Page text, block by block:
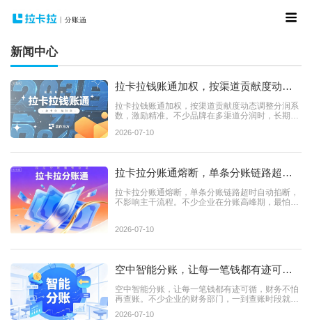
新闻中心
拉卡拉钱账通加权，按渠道贡献度动态
拉卡拉钱账通加权，按渠道贡献度动态调整分润系
数，激励精准。不少品牌在多渠道分润时，长期陷
2026-07-10
拉卡拉分账通熔断，单条分账链路超时
拉卡拉分账通熔断，单条分账链路超时自动掐断，
不影响主干流程。不少企业在分账高峰期，最怕遇
2026-07-10
空中智能分账，让每一笔钱都有迹可
空中智能分账，让每一笔钱都有迹可循，财务不怕
再查账。不少企业的财务部门，一到查账时段就陷
2026-07-10